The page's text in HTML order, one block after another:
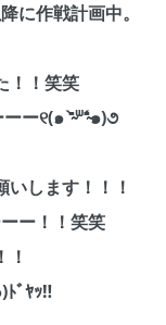
に作戦計画中。
！！笑笑
ー୧(๑ ⁼̴̀ᐜ⁼̴́๑)૭
します！！！
ー！！笑笑
ﾄﾞﾔｯ‼